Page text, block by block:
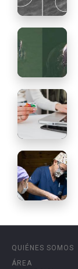
QUIÉNES SOMOS
ÁREA